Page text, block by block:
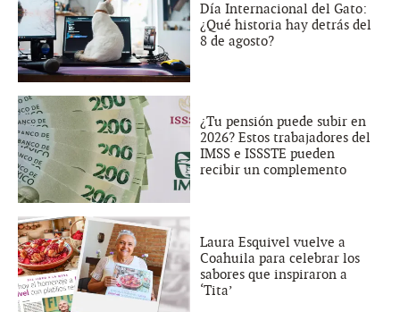
Día Internacional del Gato:
¿Qué historia hay detrás del
8 de agosto?
¿Tu pensión puede subir en
2026? Estos trabajadores del
IMSS e ISSSTE pueden
recibir un complemento
Laura Esquivel vuelve a
Coahuila para celebrar los
sabores que inspiraron a
‘Tita’